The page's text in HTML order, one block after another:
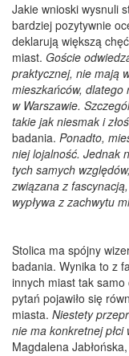
Jakie wnioski wysnuli
bardziej pozytywnie
deklarują większą
miast. Goście
praktycznej, nie mają
mieszkańców,
w Warszawie.
takie jak niesmak i
badania. Ponadto,
niej lojalność. Jednak
tych samych
związana z
wypływa z zachwytu
Stolica ma spójny
badania. Wynika to z
innych miast tak
pytań pojawiło się
miasta. Niestety
nie ma konkretnej
Magdalena